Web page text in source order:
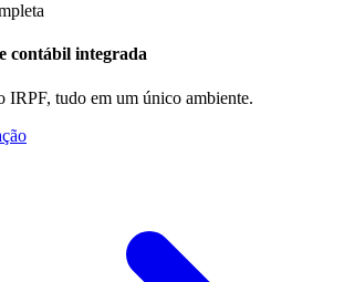
contábil integrada
IRPF, tudo em um único ambiente.